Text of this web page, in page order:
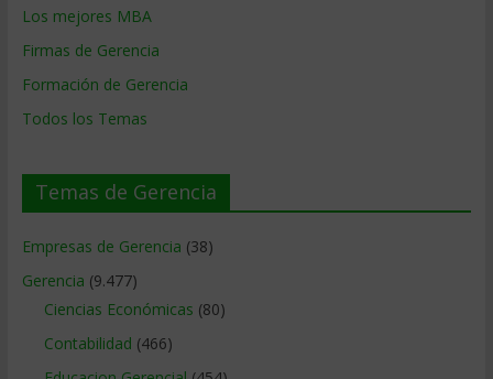
Los mejores MBA
Firmas de Gerencia
Formación de Gerencia
Todos los Temas
Temas de Gerencia
Empresas de Gerencia (38)
Gerencia (9.477)
Ciencias Económicas (80)
Contabilidad (466)